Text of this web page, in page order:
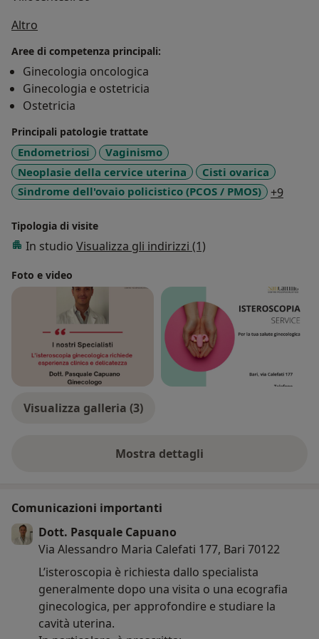
Altro
Aree di competenza principali:
Ginecologia oncologica
Ginecologia e ostetricia
Ostetricia
Principali patologie trattate
Endometriosi
Vaginismo
Neoplasie della cervice uterina
Cisti ovarica
Sindrome dell'ovaio policistico (PCOS / PMOS)
+9
Tipologia di visite
In studio Visualizza gli indirizzi (1)
Foto e video
Visualizza galleria (3)
Mostra dettagli
sull'esperienza
Comunicazioni importanti
Dott. Pasquale Capuano
Via Alessandro Maria Calefati 177, Bari 70122
L’isteroscopia è richiesta dallo specialista
generalmente dopo una visita o una ecografia
ginecologica, per approfondire e studiare la
cavità uterina.